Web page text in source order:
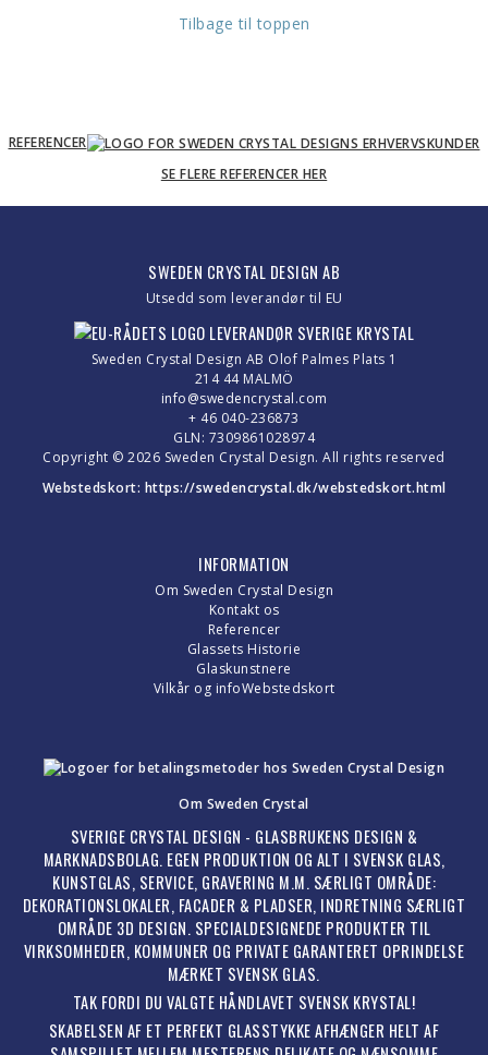
Tilbage til toppen
REFERENCER
SE FLERE REFERENCER HER
SWEDEN CRYSTAL DESIGN AB
Utsedd som leverandør til EU
Sweden Crystal Design AB Olof Palmes Plats 1
214 44 MALMÖ
info@swedencrystal.com
+ 46 040-236873
GLN: 7309861028974
Copyright © 2026 Sweden Crystal Design. All rights reserved
Webstedskort: https://swedencrystal.dk/webstedskort.html
INFORMATION
Om Sweden Crystal Design
Kontakt os
Referencer
Glassets Historie
Glaskunstnere
Vilkår og infoWebstedskort
Om Sweden Crystal
SVERIGE CRYSTAL DESIGN - GLASBRUKENS DESIGN &
MARKNADSBOLAG. EGEN PRODUKTION OG ALT I SVENSK GLAS,
KUNSTGLAS, SERVICE, GRAVERING M.M. SÆRLIGT OMRÅDE:
DEKORATIONSLOKALER, FACADER & PLADSER, INDRETNING SÆRLIGT
OMRÅDE 3D DESIGN. SPECIALDESIGNEDE PRODUKTER TIL
VIRKSOMHEDER, KOMMUNER OG PRIVATE GARANTERET OPRINDELSE
MÆRKET SVENSK GLAS.
TAK FORDI DU VALGTE HÅNDLAVET SVENSK KRYSTAL!
SKABELSEN AF ET PERFEKT GLASSTYKKE AFHÆNGER HELT AF